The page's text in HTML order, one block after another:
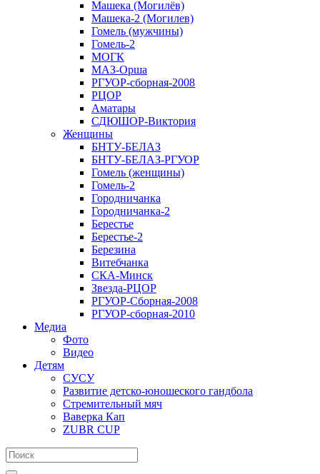
Машека (Могилёв)
Машека-2 (Могилев)
Гомель (мужчины)
Гомель-2
МОГК
МАЗ-Орша
РГУОР-сборная-2008
РЦОР
Аматары
СДЮШОР-Виктория
Женщины
БНТУ-БЕЛАЗ
БНТУ-БЕЛАЗ-РГУОР
Гомель (женщины)
Гомель-2
Городничанка
Городничанка-2
Берестье
Берестье-2
Березина
Витебчанка
СКА-Минск
Звезда-РЦОР
РГУОР-Сборная-2008
РГУОР-сборная-2010
Медиа
Фото
Видео
Детям
СУСУ
Развитие детско-юношеского гандбола
Стремительный мяч
Ваверка Кап
ZUBR CUP